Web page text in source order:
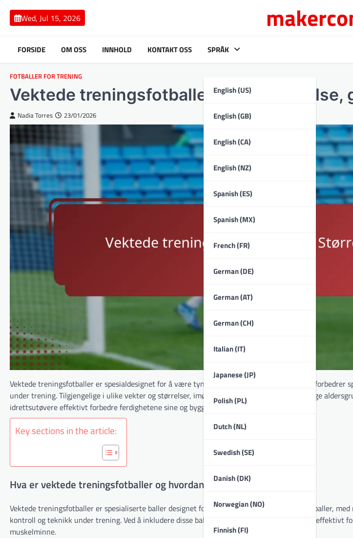
content
Wed, Jul 15, 2026
FORSIDE OM OSS INNHOLD KONTAKT OSS SPRÅK
English (US)
English (GB)
English (CA)
English (NZ)
Spanish (ES)
Spanish (MX)
French (FR)
German (DE)
German (AT)
German (CH)
Italian (IT)
Japanese (JP)
Polish (PL)
Dutch (NL)
Swedish (SE)
Danish (DK)
Norwegian (NO)
Finnish (FI)
FOTBALLER FOR TRENING
Vektede treningsfotballer: Vekt, Størrelse,
Nadia Torres 23/01/2026
Vektede treningsfotballer er spesialdesignet for å være tyngre enn standard baller, noe som forbedrer
under trening. Tilgjengelige i ulike vekter og størrelser, imøtekommer disse ballene forskjellige
idrettsutøvere effektivt forbedre ferdighetene sine og bygge muskelminne.
Key sections in the article:
Hva er vektede treningsfotballer og hvordan forbedrer de treningen?
Vektede treningsfotballer er spesialiserte baller designet for å være tyngre enn standard fotballer,
kontroll og teknikk under trening. Ved å inkludere disse ballene i øvelser, kan idrettsutøvere effektivt
muskelminne.